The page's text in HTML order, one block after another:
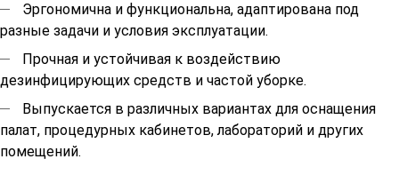
Эргономична и функциональна, адаптирована под
разные задачи и условия эксплуатации.
Прочная и устойчивая к воздействию
дезинфицирующих средств и частой уборке.
Выпускается в различных вариантах для оснащения
палат, процедурных кабинетов, лабораторий и других
помещений.